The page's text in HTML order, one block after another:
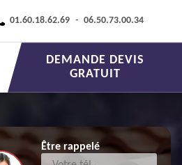
01.60.18.62.69 - 06.50.73.00.34
DEMANDE DEVIS
GRATUIT
Être rappelé